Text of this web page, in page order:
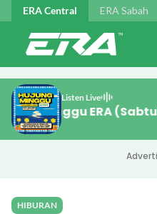
Skip to main content
ERA Central ERA Sabah
Listen Live
Hujung Minggu
HIBURAN